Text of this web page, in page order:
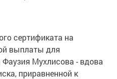
сертификата на
выплаты для
Мухлисова - вдова
приравненной к